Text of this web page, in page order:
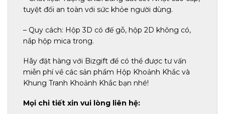
tuyệt đối an toàn với sức khỏe người dùng.
– Quy cách: Hộp 3D có đế gỗ, hộp 2D không có,
nắp hộp mica trong.
Hãy đặt hàng với Bizgift để có thể được tư vấn
miễn phí về các sản phẩm Hộp Khoảnh Khắc và
Khung Tranh Khoảnh Khắc bạn nhé!
Mọi chi tiết xin vui lòng liên hệ: